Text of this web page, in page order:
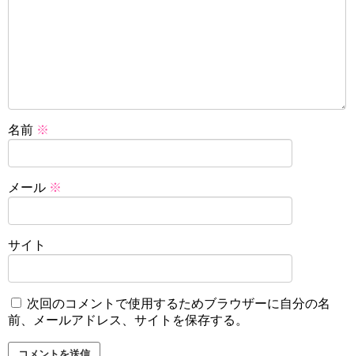
名前 ※
メール ※
サイト
次回のコメントで使用するためブラウザーに自分の名
前、メールアドレス、サイトを保存する。